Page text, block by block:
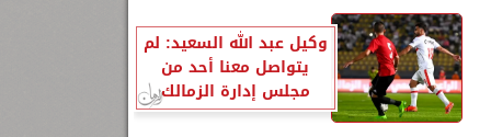
وكيل عبد الله السعيد: لم
يتواصل معنا أحد من
مجلس إدارة الزمالك